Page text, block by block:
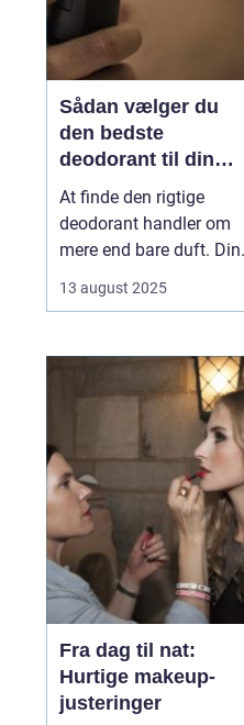
Sådan vælger du
den bedste
deodorant til din
hud
At finde den rigtige
deodorant handler om
mere end bare duft. Din
personlige præferencer
hvad der fungerer bedst
deodoranter beskytter
mod lugt, andre mod
sved, og enkelte gør ...
13 august 2025
Fra dag til nat:
Hurtige makeup-
justeringer